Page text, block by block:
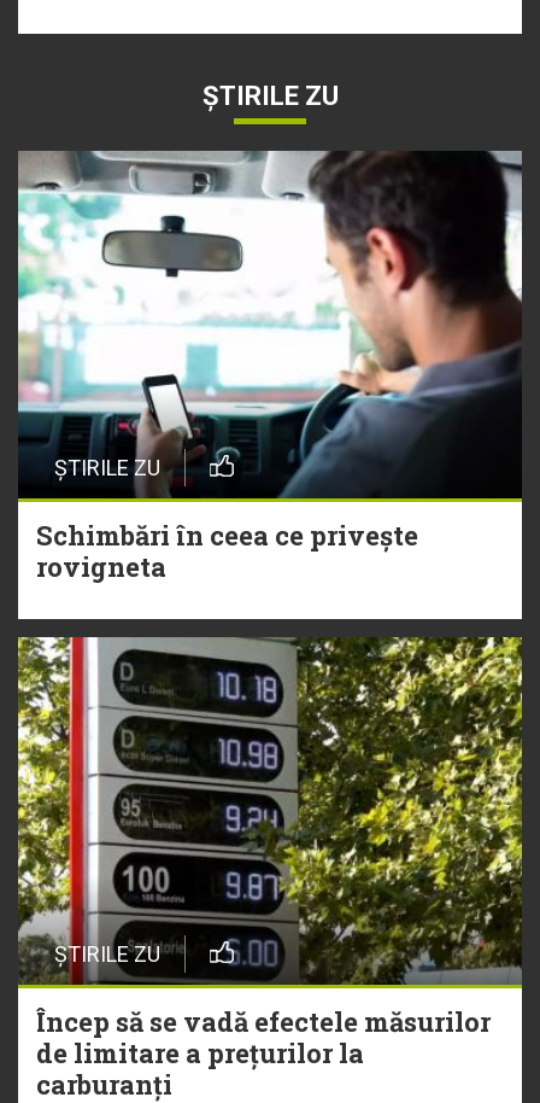
ȘTIRILE ZU
ȘTIRILE ZU
Schimbări în ceea ce privește
rovigneta
ȘTIRILE ZU
Încep să se vadă efectele măsurilor
de limitare a prețurilor la
carburanți